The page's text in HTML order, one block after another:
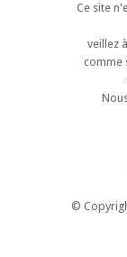
Ce site
veillez
comme
©